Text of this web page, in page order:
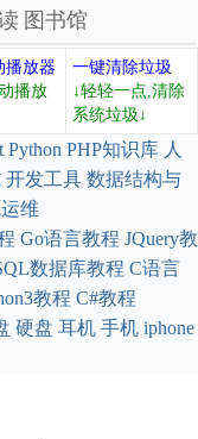
图书馆
播放器
播放
一键清除垃圾
↓轻轻一点,清除
系统垃圾↓
Python PHP知识库 人
开发工具 数据结构与
维
Go语言教程 JQuery教
数据库教程 C语言
教程 C#教程
硬盘 耳机 手机 iphone